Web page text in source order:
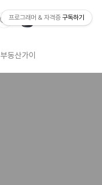
부동산가이드
프로그래머 & 자격증 구독하기